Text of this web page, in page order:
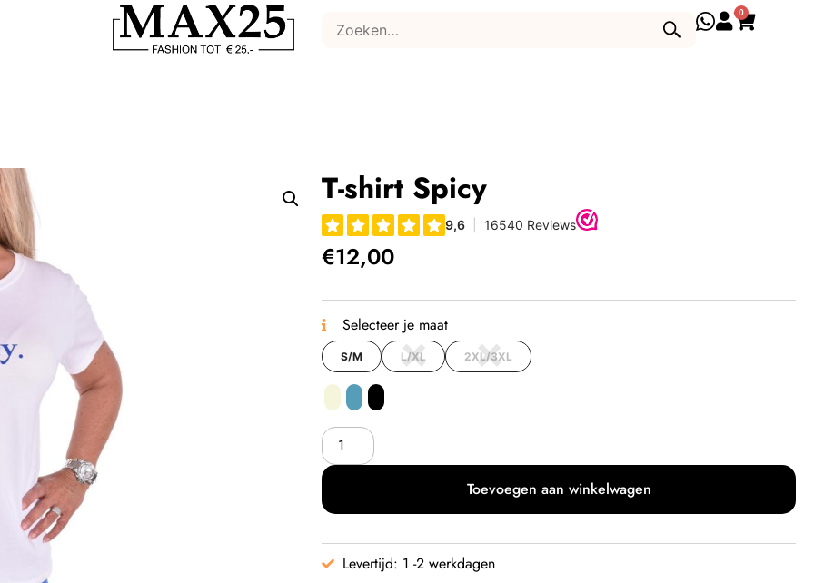
0
T-shirt Spicy
€12,00
Selecteer je maat
S/M L/XL 2XL/3XL
Toevoegen aan winkelwagen
Levertijd: 1 -2 werkdagen